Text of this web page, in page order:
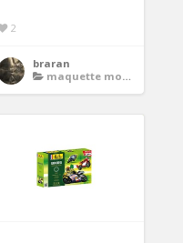
2
braran
maquette moto gp